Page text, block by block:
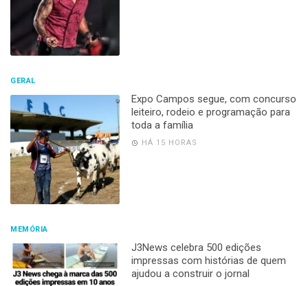
GERAL
Expo Campos segue, com concurso
leiteiro, rodeio e programação para
toda a família
HÁ 15 HORAS
MEMÓRIA
J3News celebra 500 edições
impressas com histórias de quem
ajudou a construir o jornal